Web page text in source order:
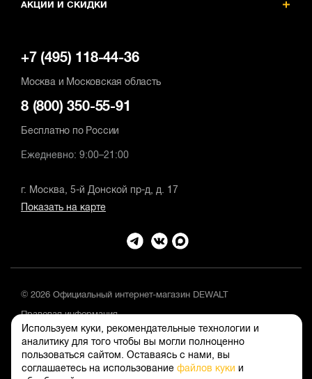
Используем куки, рекомендательные технологии и
аналитику для того чтобы вы могли полноценно
пользоваться сайтом. Оставаясь с нами, вы
соглашаетесь на использование файлов куки и
АКЦИИ И СКИДКИ
+7 (495) 118-44-36
Москва и Московская область
8 (800) 350-55-91
Бесплатно по России
Ежедневно: 9:00–21:00
г. Москва, 5-й Донской пр-д, д. 17
Показать на карте
© 2026 Официальный интернет-магазин DEWALT
Правовая информация
Положение об обработке и защите персональных данных